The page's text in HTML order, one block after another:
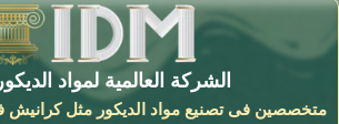
الشركة العالمية لمواد الديكور IDM
متخصصين فى تصنيع مواد الديكور مثل كرانيش